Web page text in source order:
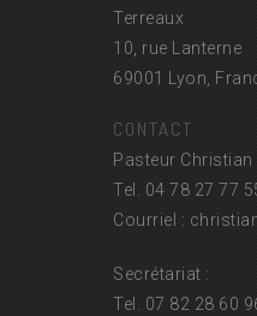
Terreaux
10, rue Lanterne
69001 Lyon,
CONTACT
Pasteur Christian
Tel. 04 78 27 77
Courriel :
Secrétariat :
Tel. 07 82 28 60